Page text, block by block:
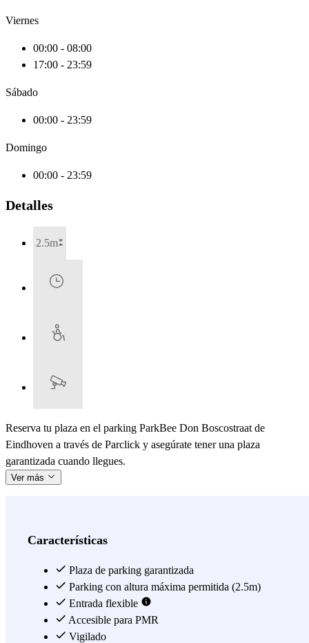
Viernes
00:00 - 08:00
17:00 - 23:59
Sábado
00:00 - 23:59
Domingo
00:00 - 23:59
Detalles
2.5m
Reserva tu plaza en el parking ParkBee Don Boscostraat de
Eindhoven a través de Parclick y asegúrate tener una plaza
garantizada cuando llegues.
Ver más
Características
Plaza de parking garantizada
Parking con altura máxima permitida (2.5m)
Entrada flexible
Accesible para PMR
Vigilado